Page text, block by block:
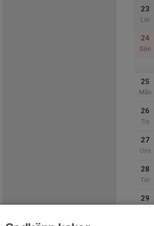
23
Lör
24
Sön
25
Mån
26
Tis
27
Ons
28
Tor
29